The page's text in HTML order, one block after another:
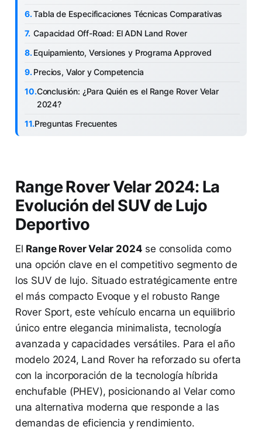
Tabla de Especificaciones Técnicas Comparativas
Capacidad Off-Road: El ADN Land Rover
Equipamiento, Versiones y Programa Approved
Precios, Valor y Competencia
Conclusión: ¿Para Quién es el Range Rover Velar
2024?
Preguntas Frecuentes
Range Rover Velar 2024: La
Evolución del SUV de Lujo
Deportivo
El Range Rover Velar 2024 se consolida como
una opción clave en el competitivo segmento de
los SUV de lujo. Situado estratégicamente entre
el más compacto Evoque y el robusto Range
Rover Sport, este vehículo encarna un equilibrio
único entre elegancia minimalista, tecnología
avanzada y capacidades versátiles. Para el año
modelo 2024, Land Rover ha reforzado su oferta
con la incorporación de la tecnología híbrida
enchufable (PHEV), posicionando al Velar como
una alternativa moderna que responde a las
demandas de eficiencia y rendimiento.